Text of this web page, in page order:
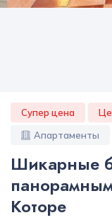
Супер цена
Апартаменты
Шикарные
Которе